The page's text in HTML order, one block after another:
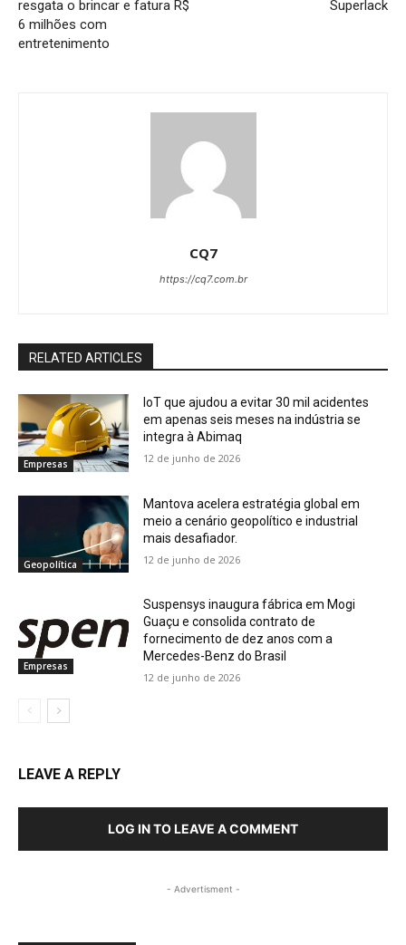
resgata o brincar e fatura R$
6 milhões com
entretenimento
Superlack
CQ7
https://cq7.com.br
RELATED ARTICLES
Empresas
IoT que ajudou a evitar 30 mil acidentes
em apenas seis meses na indústria se
integra à Abimaq
12 de junho de 2026
Geopolítica
Mantova acelera estratégia global em
meio a cenário geopolítico e industrial
mais desafiador.
12 de junho de 2026
Empresas
Suspensys inaugura fábrica em Mogi
Guaçu e consolida contrato de
fornecimento de dez anos com a
Mercedes-Benz do Brasil
12 de junho de 2026
LEAVE A REPLY
LOG IN TO LEAVE A COMMENT
- Advertisment -